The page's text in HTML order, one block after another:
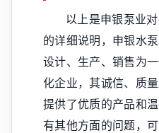
以上是申银泵业
的详细说明，申银水
设计、生产、销售为
化企业，其诚信、质
提供了优质的产品和
有其他方面的问题，